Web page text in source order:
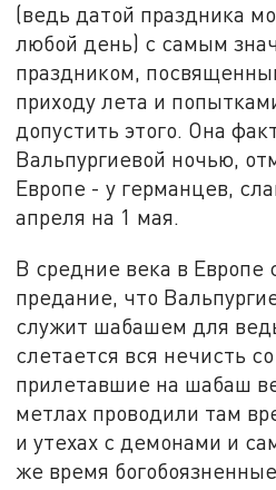
(ведь датой праздника
любой день) с самым
праздником,
приходу лета и
допустить этого. Она
Вальпургиевой ночью,
Европе - у германцев,
апреля на 1 мая.
В средние века в Европе
предание, что
служит шабашем для
слетается вся нечисть
прилетавшие на шабаш
метлах проводили там
и утехах с демонами и
же время